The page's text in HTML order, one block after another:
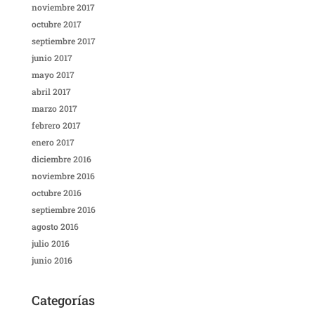
noviembre 2017
octubre 2017
septiembre 2017
junio 2017
mayo 2017
abril 2017
marzo 2017
febrero 2017
enero 2017
diciembre 2016
noviembre 2016
octubre 2016
septiembre 2016
agosto 2016
julio 2016
junio 2016
Categorías